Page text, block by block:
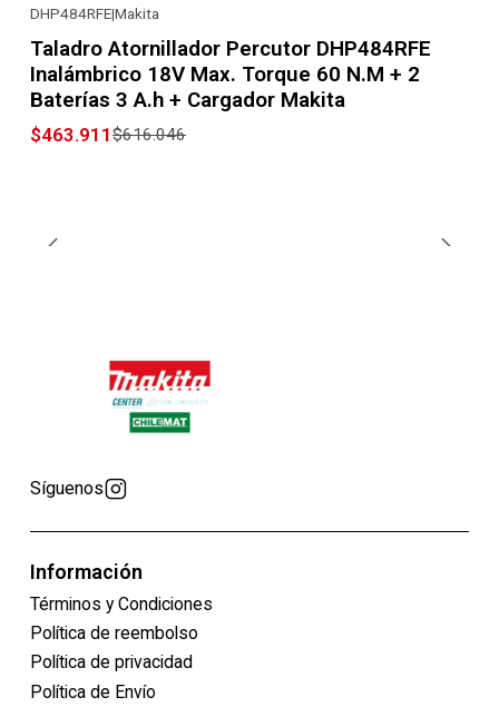
DHP484RFE|Makita
Taladro Atornillador Percutor DHP484RFE
Inalámbrico 18V Max. Torque 60 N.M + 2
Baterías 3 A.h + Cargador Makita
$463.911$616.046
Síguenos
Información
Términos y Condiciones
Política de reembolso
Política de privacidad
Política de Envío